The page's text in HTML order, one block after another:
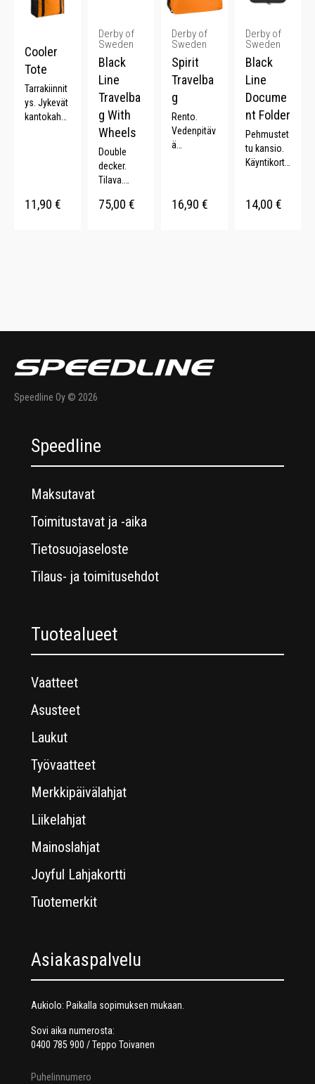
Cooler
Tote
Tarrakiinnit
ys. Jykevät
kantokahv
11,90 €
Derby of
Sweden
Black
Line
Travelba
g With
Wheels
Double
decker.
Tilava.
Teleskoop
75,00 €
Derby of
Sweden
Spirit
Travelba
g
Rento.
Vedenpitäv
ä
Sopii
16,90 €
Derby of
Sweden
Black
Line
Docume
nt Folder
Pehmustet
tu kansio.
Käyntikortti
e.14,00 €
Speedline Oy © 2026
Speedline
Maksutavat
Toimitustavat ja -aika
Tietosuojaseloste
Tilaus- ja toimitusehdot
Tuotealueet
Vaatteet
Asusteet
Laukut
Työvaatteet
Merkkipäivälahjat
Liikelahjat
Mainoslahjat
Joyful Lahjakortti
Tuotemerkit
Asiakaspalvelu
Aukiolo: Paikalla sopimuksen mukaan.
Sovi aika numerosta:
0400 785 900 / Teppo Toivanen
Puhelinnumero